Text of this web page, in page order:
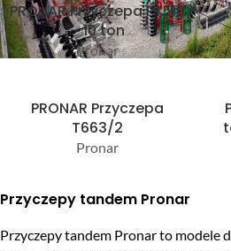
PRONAR Przyczepa PT510
– 10 ton
Pronar
PRONAR Przyczepa
T663/2
Pronar
Przyczepy tandem Pronar
Przyczepy tandem Pronar to modele